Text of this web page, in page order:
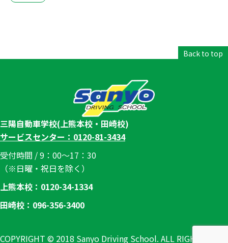
Back to top
三陽自動車学校(上熊本校・田崎校)
サービスセンター：0120-81-3434
受付時間 / 9：00～17：30
（※日曜・祝日を除く）
上熊本校：0120-34-1334
田崎校：096-356-3400
COPYRIGHT © 2018 Sanyo Driving School. ALL RIGHTS